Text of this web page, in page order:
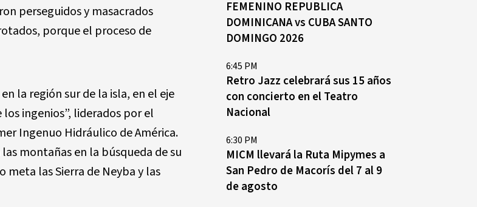
perseguidos y masacrados
porque el proceso de
la región sur de la isla, en el eje
ingenios”, liderados por el
Ingenuo Hidráulico de América.
montañas en la búsqueda de su
las Sierra de Neyba y las
FEMENINO REPUBLICA
DOMINICANA vs CUBA SANTO
DOMINGO 2026
6:45 PM
Retro Jazz celebrará sus 15 años
con concierto en el Teatro
Nacional
6:30 PM
MICM llevará la Ruta Mipymes a
San Pedro de Macorís del 7 al 9
de agosto